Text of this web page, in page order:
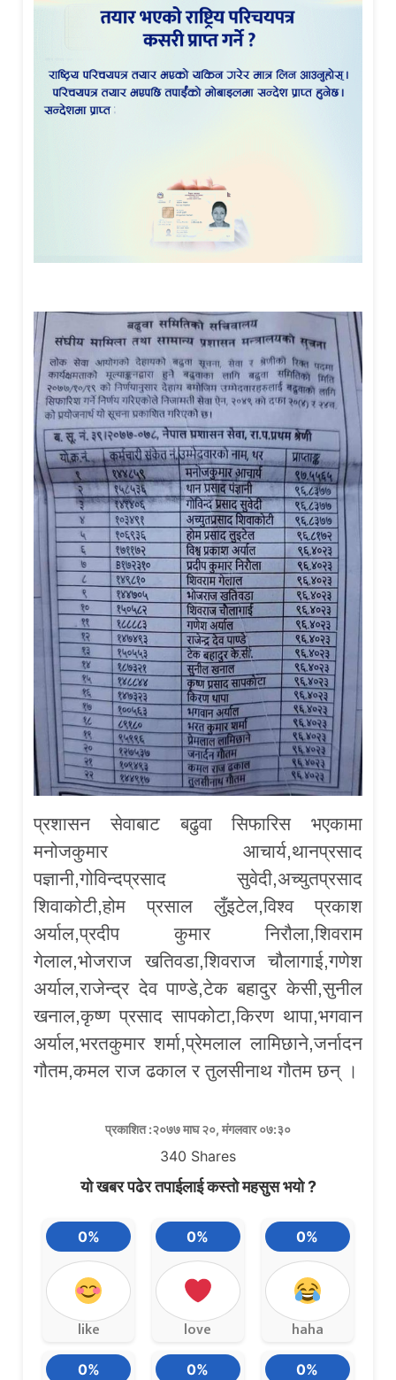
प्रशासन सेवाबाट बढुवा सिफारिस भएकामा
मनोजकुमार आचार्य,थानप्रसाद
पज्ञानी,गोविन्दप्रसाद सुवेदी,अच्युतप्रसाद
शिवाकोटी,होम प्रसाल लुँइटेल,विश्व प्रकाश
अर्याल,प्रदीप कुमार निरौला,शिवराम
गेलाल,भोजराज खतिवडा,शिवराज चौलागाई,गणेश
अर्याल,राजेन्द्र देव पाण्डे,टेक बहादुर केसी,सुनील
खनाल,कृष्ण प्रसाद सापकोटा,किरण थापा,भगवान
अर्याल,भरतकुमार शर्मा,प्रेमलाल लामिछाने,जर्नादन
गौतम,कमल राज ढकाल र तुलसीनाथ गौतम छन् ।
प्रकाशित :२०७७ माघ २०, मंगलवार ०७:३०
340 Shares
यो खबर पढेर तपाईलाई कस्तो महसुस भयो ?
0%
like
0%
love
0%
haha
0% 0% 0%